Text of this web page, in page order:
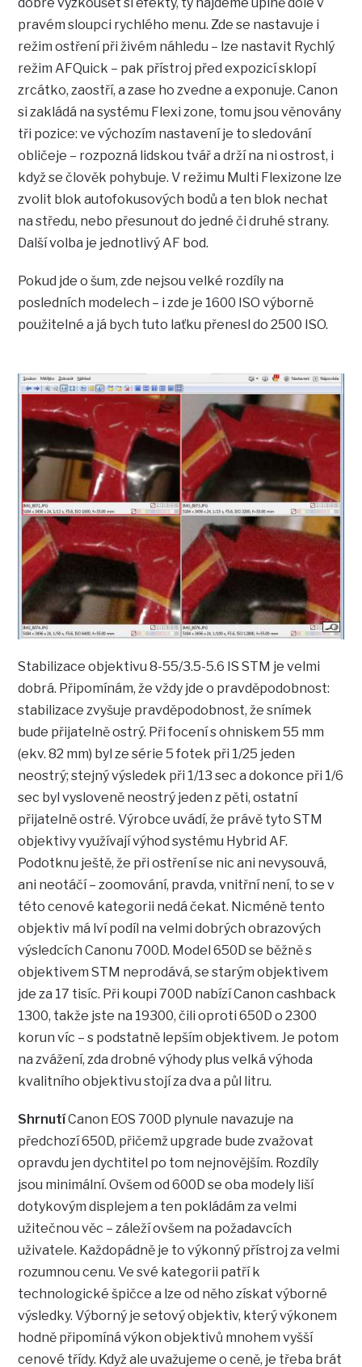
pravém sloupci rychlého menu. Zde se nastavuje i
režim ostření při živém náhledu – lze nastavit Rychlý
režim AFQuick – pak přístroj před expozicí sklopí
zrcátko, zaostří, a zase ho zvedne a exponuje. Canon
si zakládá na systému Flexi zone, tomu jsou věnovány
tři pozice: ve výchozím nastavení je to sledování
obličeje – rozpozná lidskou tvář a drží na ni ostrost, i
když se člověk pohybuje. V režimu Multi Flexizone lze
zvolit blok autofokusových bodů a ten blok nechat
na středu, nebo přesunout do jedné či druhé strany.
Další volba je jednotlivý AF bod.
Pokud jde o šum, zde nejsou velké rozdíly na
posledních modelech – i zde je 1600 ISO výborně
použitelné a já bych tuto laťku přenesl do 2500 ISO.
Stabilizace objektivu 8-55/3.5-5.6 IS STM je velmi
dobrá. Připomínám, že vždy jde o pravděpodobnost:
stabilizace zvyšuje pravděpodobnost, že snímek
bude přijatelně ostrý. Při focení s ohniskem 55 mm
(ekv. 82 mm) byl ze série 5 fotek při 1/25 jeden
neostrý; stejný výsledek při 1/13 sec a dokonce při 1/6
sec byl vysloveně neostrý jeden z pěti, ostatní
přijatelně ostré. Výrobce uvádí, že právě tyto STM
objektivy využívají výhod systému Hybrid AF.
Podotknu ještě, že při ostření se nic ani nevysouvá,
ani neotáčí – zoomování, pravda, vnitřní není, to se v
této cenové kategorii nedá čekat. Nicméně tento
objektiv má lví podíl na velmi dobrých obrazových
výsledcích Canonu 700D. Model 650D se běžně s
objektivem STM neprodává, se starým objektivem
jde za 17 tisíc. Při koupi 700D nabízí Canon cashback
1300, takže jste na 19300, čili oproti 650D o 2300
korun víc – s podstatně lepším objektivem. Je potom
na zvážení, zda drobné výhody plus velká výhoda
kvalitního objektivu stojí za dva a půl litru.
ShrnutíCanon EOS 700D plynule navazuje na
předchozí 650D, přičemž upgrade bude zvažovat
opravdu jen dychtitel po tom nejnovějším. Rozdíly
jsou minimální. Ovšem od 600D se oba modely liší
dotykovým displejem a ten pokládám za velmi
užitečnou věc – záleží ovšem na požadavcích
uživatele. Každopádně je to výkonný přístroj za velmi
rozumnou cenu. Ve své kategorii patří k
technologické špičce a lze od něho získat výborné
výsledky. Výborný je setový objektiv, který výkonem
hodně připomíná výkon objektivů mnohem vyšší
cenové třídy. Když ale uvažujeme o ceně, je třeba brát